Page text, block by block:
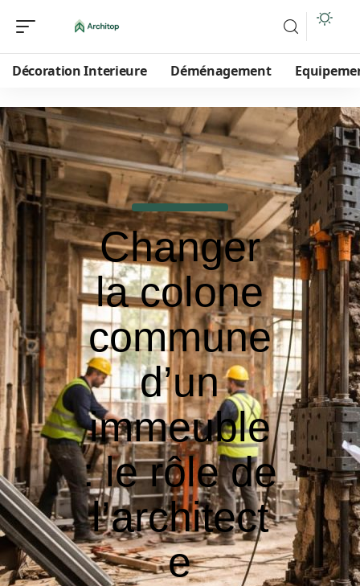
Décoration Interieure Déménagement
Changer
la colone
commune
d’un
immeuble
: le rôle de
l’architect
e